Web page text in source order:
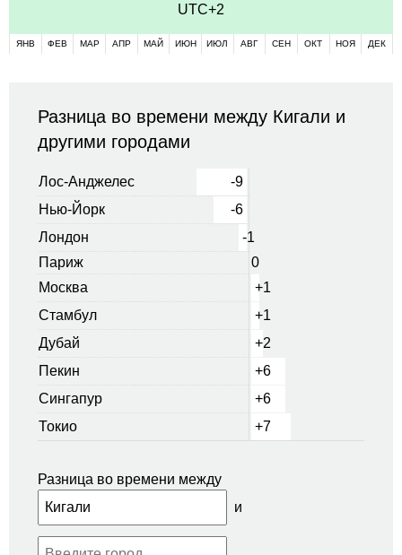
UTC+2
ЯНВ ФЕВ МАР АПР МАЙ ИЮН ИЮЛ АВГ СЕН ОКТ НОЯ ДЕК
Разница во времени между Кигали и
другими городами
Лос-Анджелес
-9
Нью-Йорк
-6
Лондон
-1
Париж
0
Москва
+1
Стамбул
+1
Дубай
+2
Пекин
+6
Сингапур
+6
Токио
+7
Разница во времени между
и